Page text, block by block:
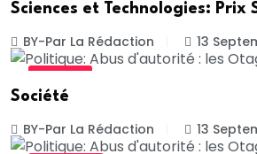
Sciences et Technologies: Prix
BY-Par La Rédaction 13
Société
BY-Par La Rédaction 13